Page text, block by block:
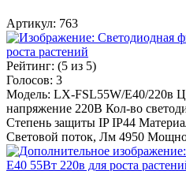
Артикул: 763
Рейтинг: (5 из 5)
Голосов: 3
Модель: LX-FSL55W/E40/220в
напряжение 220В Кол-во
Степень защиты IP IP44
Световой поток, Лм 4950